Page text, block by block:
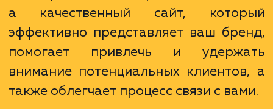
Наличие сайта-визитки -
необходимость для любого
желающего укрепить свое